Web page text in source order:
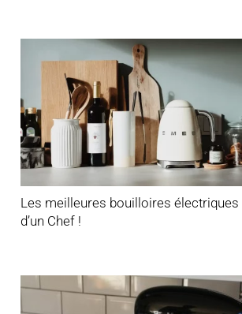
Les meilleures bouilloires électriques
d’un Chef !